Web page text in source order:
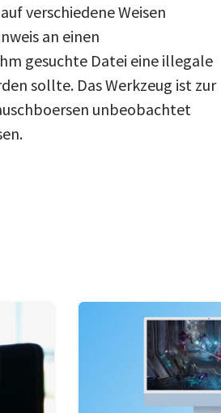
verschiedene Weisen
an einen
gesuchte Datei eine illegale
sollte. Das Werkzeug ist zur
unbeobachtet